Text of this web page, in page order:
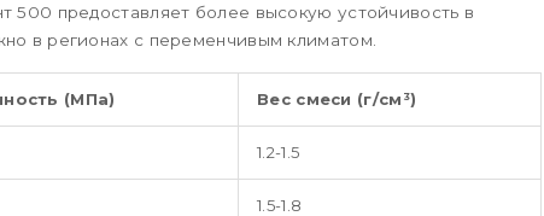
500 предоставляет более высокую устойчивость в
в регионах с переменчивым климатом.
(МПа) Вес смеси (г/см³)
1.2-1.5
1.5-1.8